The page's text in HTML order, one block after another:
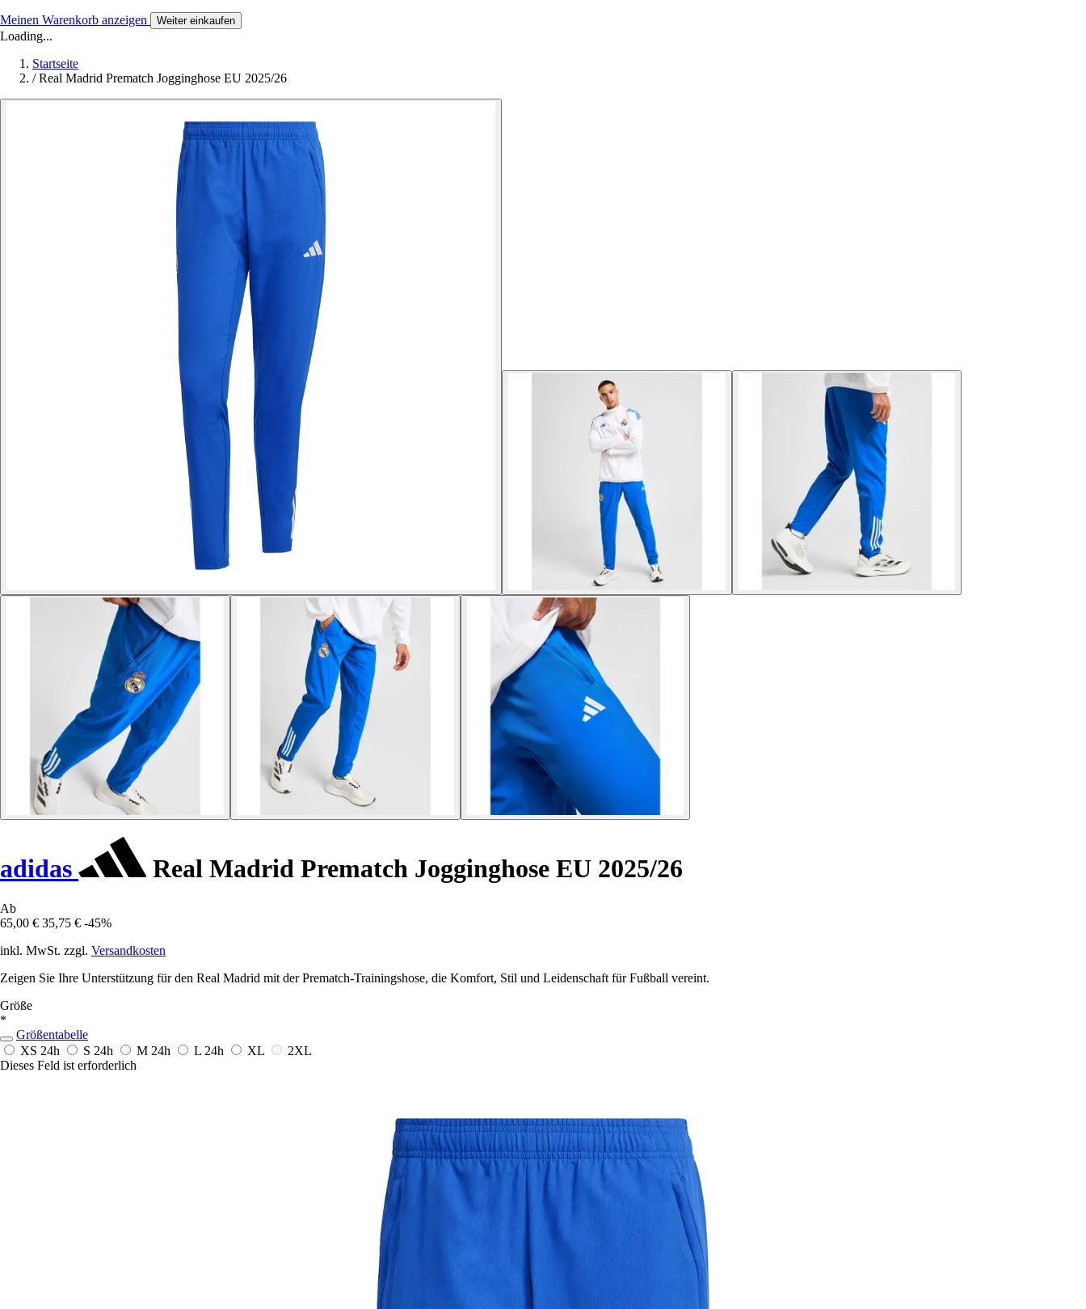
Meinen Warenkorb anzeigen Weiter einkaufen
Loading...
Startseite
/ Real Madrid Prematch Jogginghose EU 2025/26
adidas Real Madrid Prematch Jogginghose EU 2025/26
Ab
65,00 € 35,75 € -45%
inkl. MwSt. zzgl. Versandkosten
Zeigen Sie Ihre Unterstützung für den Real Madrid mit der Prematch-Trainingshose, die Komfort, Stil und Leidenschaft für Fußball vereint.
Größe
*
Größentabelle
XS 24h S 24h M 24h L 24h XL
2XL
Dieses Feld ist erforderlich